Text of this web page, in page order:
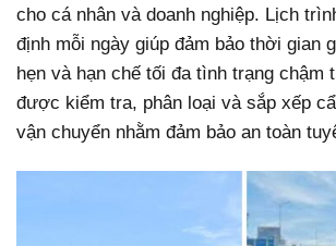
cho cá nhân và doanh nghiệp. Lịch
định mỗi ngày giúp đảm bảo thời gian
hẹn và hạn chế tối đa tình trạng chậm
được kiểm tra, phân loại và sắp xếp
vận chuyển nhằm đảm bảo an toàn